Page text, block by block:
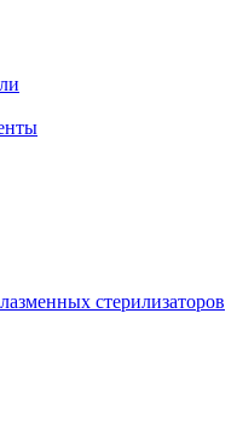
стерилизаторов